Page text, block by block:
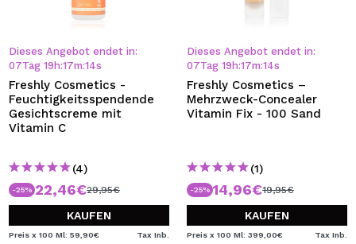
Dieses Angebot endet in:
07Tag 19 h:17m:13s
Freshly Cosmetics -
Feuchtigkeitsspendende
Gesichtscreme mit
Vitamin C
(4)
-25% 22,46€29,95€
KAUFEN
Preis x 100 Ml: 59,90€ Tax Inb.
Dieses Angebot endet in:
07Tag 19 h:17m:13s
Freshly Cosmetics –
Mehrzweck-Concealer
Vitamin Fix - 100 Sand
(1)
-25% 14,96€19,95€
KAUFEN
Preis x 100 Ml: 399,00€ Tax Inb.